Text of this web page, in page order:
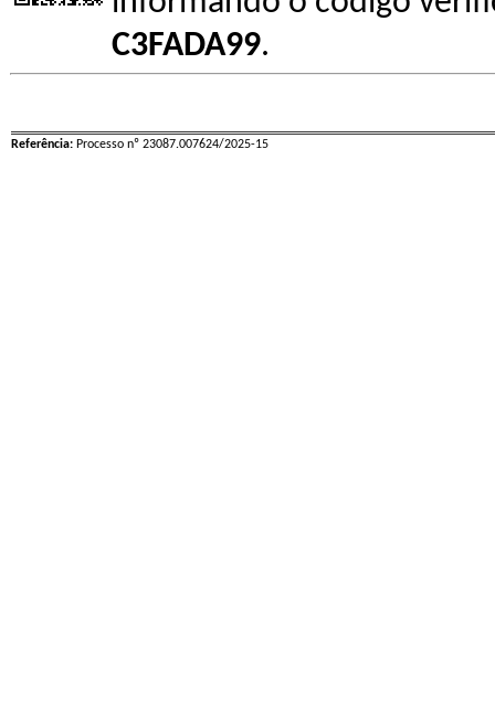
C3FADA99.
Referência: Processo nº 23087.007624/2025-15